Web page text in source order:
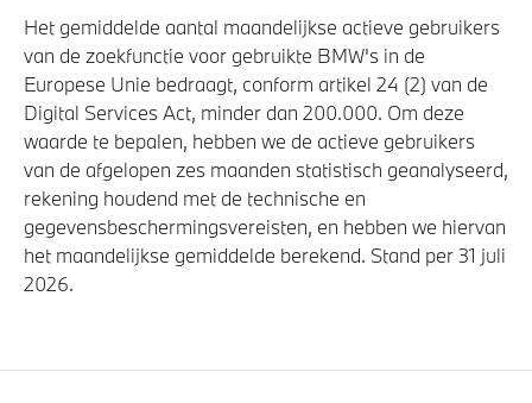
Het gemiddelde aantal maandelijkse actieve gebruikers
van de zoekfunctie voor gebruikte BMW's in de
Europese Unie bedraagt, conform artikel 24 (2) van de
Digital Services Act, minder dan 200.000. Om deze
waarde te bepalen, hebben we de actieve gebruikers
van de afgelopen zes maanden statistisch geanalyseerd,
rekening houdend met de technische en
gegevensbeschermingsvereisten, en hebben we hiervan
het maandelijkse gemiddelde berekend. Stand per 31 juli
2026.